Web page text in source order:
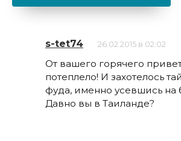
s-tet74 26.02.2015 в 02:02
От вашего горячего
потеплело! И захотелось
фуда, именно усевшись на
Давно вы в Таиланде?